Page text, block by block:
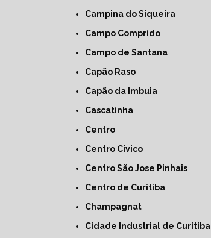
Campina do Siqueira
Campo Comprido
Campo de Santana
Capão Raso
Capão da Imbuia
Cascatinha
Centro
Centro Cívico
Centro São Jose Pinhais
Centro de Curitiba
Champagnat
Cidade Industrial de Curitiba